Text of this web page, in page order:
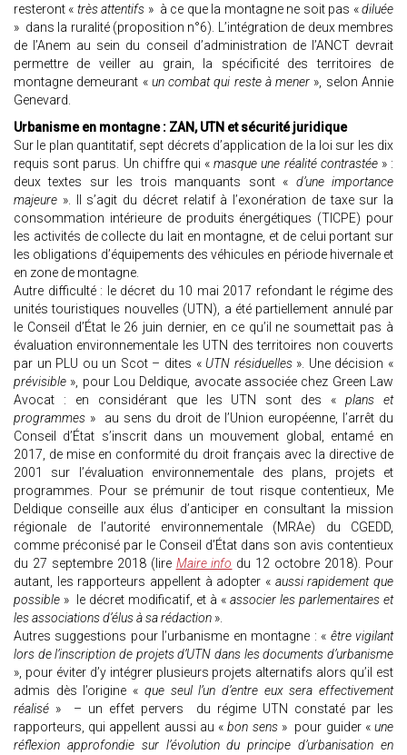
resteront « très attentifs » à ce que la montagne ne soit pas «diluée
» dans la ruralité (proposition n°6). L’intégration de deux membres
de l’Anem au sein du conseil d’administration de l’ANCT devrait
permettre de veiller au grain, la spécificité des territoires de
montagne demeurant «un combat qui reste à mener », selon Annie
Genevard.
Urbanisme en montagne : ZAN, UTN et sécurité juridique
Sur le plan quantitatif, sept décrets d’application de la loi sur les dix
requis sont parus. Un chiffre qui «masque une réalité contrastée» :
deux textes sur les trois manquants sont « d’une importance
majeure ». Il s’agit du décret relatif à l’exonération de taxe sur la
consommation intérieure de produits énergétiques (TICPE) pour
les activités de collecte du lait en montagne, et de celui portant sur
les obligations d’équipements des véhicules en période hivernale et
en zone de montagne.
Autre difficulté : le décret du 10 mai 2017 refondant le régime des
unités touristiques nouvelles (UTN), a été partiellement annulé par
le Conseil d’État le 26 juin dernier, en ce qu’il ne soumettait pas à
évaluation environnementale les UTN des territoires non couverts
par un PLU ou un Scot – dites « UTN résiduelles». Une décision «
prévisible », pour Lou Deldique, avocate associée chez Green Law
Avocat : en considérant que les UTN sont des «plans et
programmes » au sens du droit de l’Union européenne, l’arrêt du
Conseil d’État s’inscrit dans un mouvement global, entamé en
2017, de mise en conformité du droit français avec la directive de
2001 sur l’évaluation environnementale des plans, projets et
programmes. Pour se prémunir de tout risque contentieux, Me
Deldique conseille aux élus d’anticiper en consultant la mission
régionale de l’autorité environnementale (MRAe) du CGEDD,
comme préconisé par le Conseil d’État dans son avis contentieux
du 27 septembre 2018 (lire Maire info du 12 octobre 2018). Pour
autant, les rapporteurs appellent à adopter « aussi rapidement que
possible » le décret modificatif, et à « associer les parlementaires et
les associations d’élus à sa rédaction ».
Autres suggestions pour l’urbanisme en montagne : « être vigilant
lors de l’inscription de projets d’UTN dans les documents d’urbanisme
», pour éviter d’y intégrer plusieurs projets alternatifs alors qu’il est
admis dès l’origine « que seul l’un d’entre eux sera effectivement
réalisé » – un effet pervers du régime UTN constaté par les
rapporteurs, qui appellent aussi au «bon sens» pour guider «une
réflexion approfondie sur l’évolution du principe d’urbanisation en